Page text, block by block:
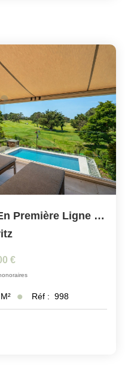
Penthouse D'exception En Première Ligne Du Golf Du Phare
€
M² Réf : 998